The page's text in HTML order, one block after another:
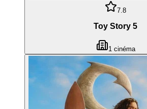
7.8
Toy Story 5
1 cinéma